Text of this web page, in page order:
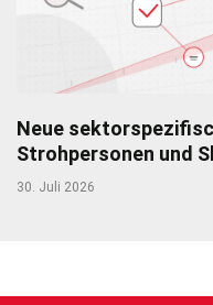
Neue
Strohpersonen und
30. Juli 2026